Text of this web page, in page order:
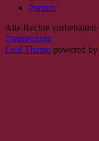
Partner
Alle Rechte
Datenschutz
Leaf Theme powered by